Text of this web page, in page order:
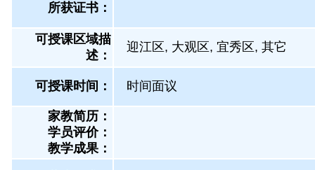
所获证书 ：
可授课区域描
述：
迎江区, 大观区, 宜秀区, 其它
可授课时间： 时间面议
家教简历：
学员评价：
教学成果：